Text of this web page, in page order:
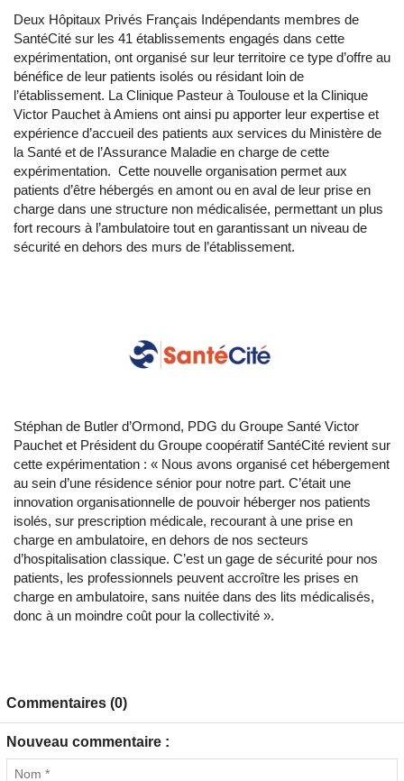
Deux Hôpitaux Privés Français Indépendants membres de
SantéCité sur les 41 établissements engagés dans cette
expérimentation, ont organisé sur leur territoire ce type d’offre au
bénéfice de leur patients isolés ou résidant loin de
l’établissement. La Clinique Pasteur à Toulouse et la Clinique
Victor Pauchet à Amiens ont ainsi pu apporter leur expertise et
expérience d’accueil des patients aux services du Ministère de
la Santé et de l’Assurance Maladie en charge de cette
expérimentation. Cette nouvelle organisation permet aux
patients d’être hébergés en amont ou en aval de leur prise en
charge dans une structure non médicalisée, permettant un plus
fort recours à l’ambulatoire tout en garantissant un niveau de
sécurité en dehors des murs de l’établissement.
Stéphan de Butler d’Ormond, PDG du Groupe Santé Victor
Pauchet et Président du Groupe coopératif SantéCité revient sur
cette expérimentation : « Nous avons organisé cet hébergement
au sein d’une résidence sénior pour notre part. C’était une
innovation organisationnelle de pouvoir héberger nos patients
isolés, sur prescription médicale, recourant à une prise en
charge en ambulatoire, en dehors de nos secteurs
d’hospitalisation classique. C’est un gage de sécurité pour nos
patients, les professionnels peuvent accroître les prises en
charge en ambulatoire, sans nuitée dans des lits médicalisés,
donc à un moindre coût pour la collectivité ».
Commentaires (0)
Nouveau commentaire :